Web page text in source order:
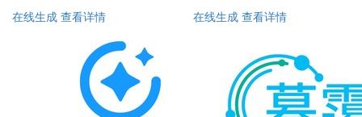
在线生成 查看详情 在线生成 查看详情